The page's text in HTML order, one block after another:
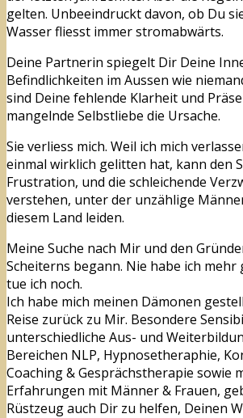
gelten. Unbeeindruckt davon, ob Du
Wasser fliesst immer stromabwärts.
Deine Partnerin spiegelt Dir Deine
Befindlichkeiten im Aussen wie
sind Deine fehlende Klarheit und
mangelnde Selbstliebe die Ursache.
Sie verliess mich. Weil ich mich
einmal wirklich gelitten hat, kann den
Frustration, und die schleichende
verstehen, unter der unzählige
diesem Land leiden.
Meine Suche nach Mir und den
Scheiterns begann. Nie habe ich mehr
tue ich noch.
Ich habe mich meinen Dämonen
Reise zurück zu Mir. Besondere
unterschiedliche Aus- und
Bereichen NLP, Hypnosetheraphie,
Coaching & Gesprächstherapie sowie
Erfahrungen mit Männer & Frauen,
Rüstzeug auch Dir zu helfen, Deinen